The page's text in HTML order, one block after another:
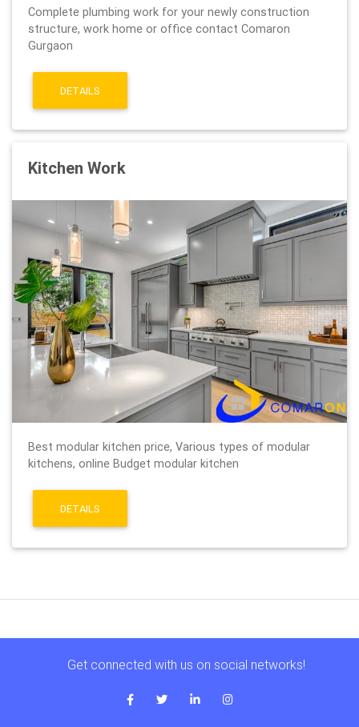
Complete plumbing work for your newly construction
structure, work home or office contact Comaron
Gurgaon
DETAILS
Kitchen Work
Best modular kitchen price, Various types of modular
kitchens, online Budget modular kitchen
DETAILS
Get connected with us on social networks!